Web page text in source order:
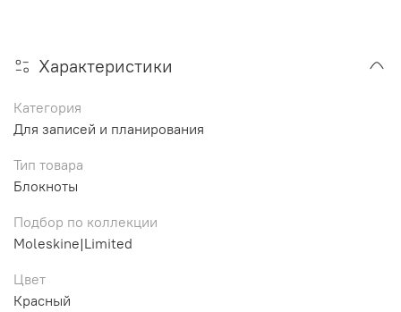
Характеристики
Категория
Для записей и планирования
Тип товара
Блокноты
Подбор по коллекции
Moleskine|Limited
Цвет
Красный